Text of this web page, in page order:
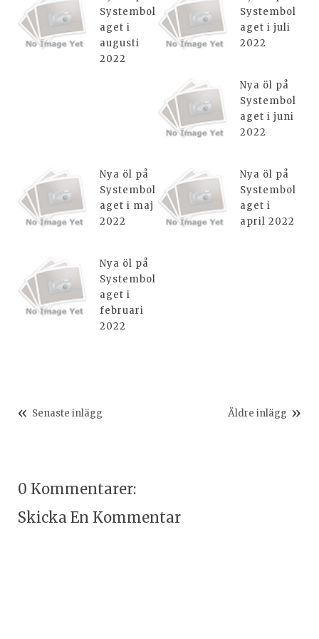
Systembol
aget i
augusti
2022
Systembol
aget i juli
2022
Nya öl på
Systembol
aget i juni
2022
Nya öl på
Systembol
aget i maj
2022
Nya öl på
Systembol
aget i
april 2022
Nya öl på
Systembol
aget i
februari
2022
Senaste inlägg Äldre inlägg
0 Kommentarer:
Skicka En Kommentar